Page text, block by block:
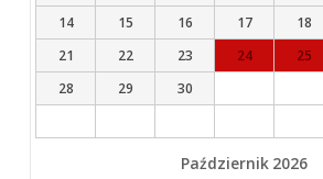
14
15 16 17 18
21
22 23 24 25
28
29 30
Październik 2026